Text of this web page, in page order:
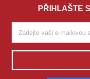
PŘIHLAŠTE